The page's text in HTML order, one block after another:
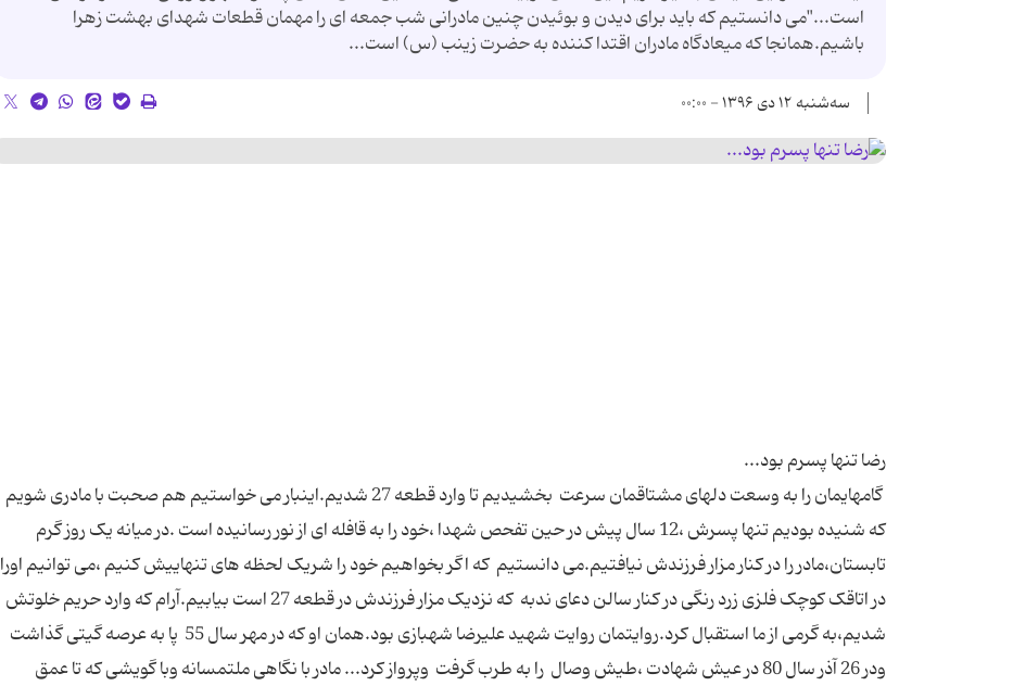
است..."می دانستیم که باید برای دیدن و بوئیدن چنین مادرانی شب جمعه ای را مهمان قطعات شهدای بهشت زهرا
باشیم.همانجا که میعادگاه مادران اقتدا کننده به حضرت زینب (س) است...
سه‌شنبه ۱۲ دی ۱۳۹۶ - ۰۰:۰۰
گامهایمان را به وسعت دلهای مشتاقمان سرعت بخشیدیم تا وارد قطعه 27 شدیم.اینبار می خواستیم هم صحبت با مادری شویم
که شنیده بودیم تنها پسرش ،12 سال پیش در حین تفحص شهدا ،خود را به قافله ای از نور رسانیده است .در میانه یک روز گرم
تابستان،مادر را در کنار مزار فرزندش نیافتیم.می دانستیم که اگر بخواهیم خود را شریک لحظه های تنهاییش کنیم ،می توانیم اورا
در اتاقک کوچک فلزی زرد رنگی در کنار سالن دعای ندبه که نزدیک مزار فرزندش در قطعه 27 است بیابیم.آرام که وارد حریم خلوتش
شدیم،به گرمی از ما استقبال کرد.روایتمان روایت شهید علیرضا شهبازی بود.همان او که در مهر سال 55 پا به عرصه گیتی گذاشت
ودر 26 آذر سال 80 در عیش شهادت ،طیش وصال را به طرب گرفت وپرواز کرد... مادر با نگاهی ملتمسانه وبا گویشی که تا عمق